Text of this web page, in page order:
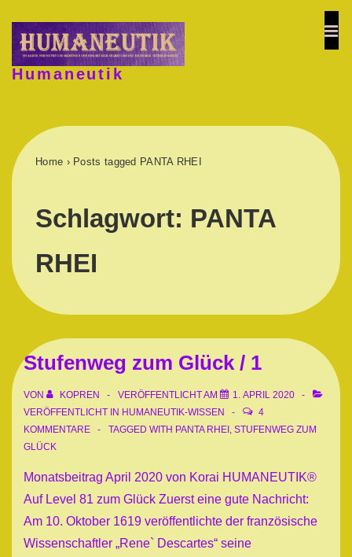
Zum
Inhalt
Humaneutik
Home › Posts tagged PANTA RHEI
Schlagwort: PANTA
RHEI
Stufenweg zum Glück / 1
VON KOPREN VERÖFFENTLICHT AM
1. APRIL 2020
VERÖFFENTLICHT IN HUMANEUTIK-WISSEN
4
KOMMENTARE
TAGGED WITH PANTA RHEI STUFENWEG ZUM
GLÜCK
Monatsbeitrag April 2020 von Korai HUMANEUTIK®
Auf Level 81 zum Glück Zuerst eine gute Nachricht:
Am 10. Oktober 1619 veröffentlichte der französische
Wissenschaftler „Rene` Descartes“ seine